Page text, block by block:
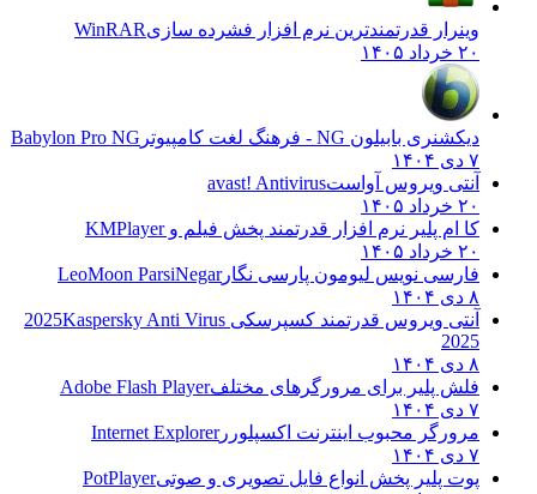
وینرار قدرتمندترین نرم افزار فشرده سازیWinRAR
۲۰ خرداد ۱۴۰۵
دیکشنری بابیلون NG - فرهنگ لغت کامپیوتر
Babylon Pro NG
۷ دی ۱۴۰۴
آنتی ویروس آواستavast! Antivirus
۲۰ خرداد ۱۴۰۵
کا ام پلیر نرم افزار قدرتمند پخش فیلم وKMPlayer
۲۰ خرداد ۱۴۰۵
فارسی نویس لیومون پارسی نگارLeoMoon ParsiNegar
۸ دی ۱۴۰۴
آنتی ویروس قدرتمند کسپرسکی 2025 Kaspersky Anti Virus
2025
۸ دی ۱۴۰۴
فلش پلیر برای مرورگرهای مختلفAdobe Flash Player
۷ دی ۱۴۰۴
مرورگر محبوب اینترنت اکسپلوررInternet Explorer
۷ دی ۱۴۰۴
پوت پلیر پخش انواع فایل تصویری و صوتیPotPlayer